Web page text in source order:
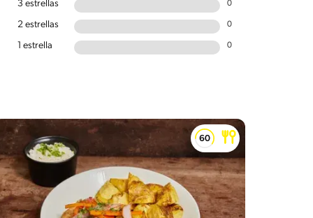
3 estrellas 0
2 estrellas 0
1 estrella 0